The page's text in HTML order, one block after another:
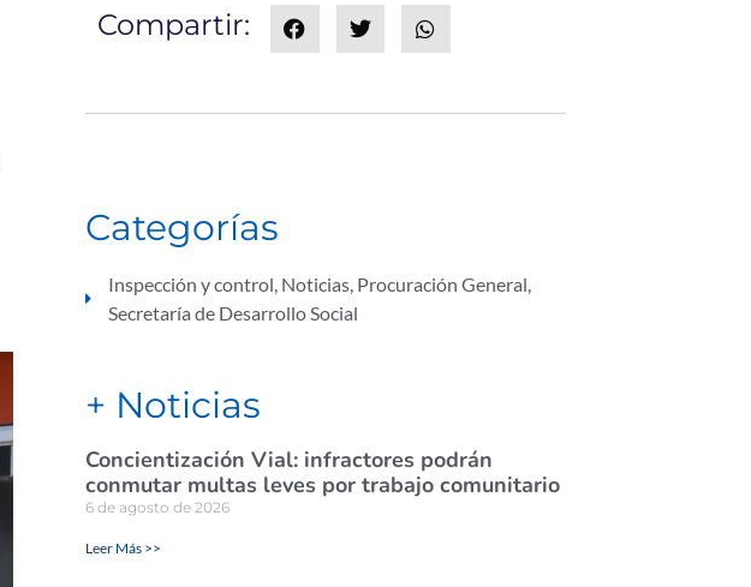
Compartir:
Categorías
Inspección y control, Noticias, Procuración General,
Secretaría de Desarrollo Social
+ Noticias
Concientización Vial: infractores podrán
conmutar multas leves por trabajo comunitario
6 de agosto de 2026
Leer Más >>